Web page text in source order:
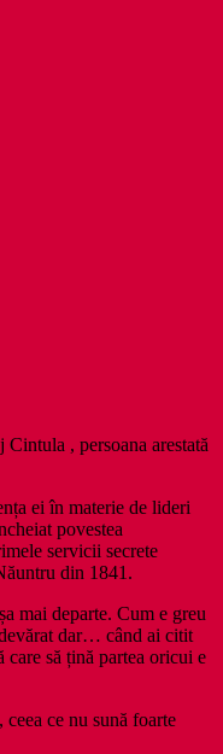
, persoana arestată
ei în materie de lideri
povestea
servicii secrete
din 1841.
mai departe. Cum e greu
dar… când ai citit
să țină partea oricui e
ce nu sună foarte